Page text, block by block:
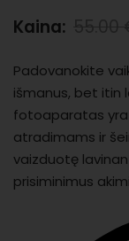
Kaina:
Padovanokite
išmanus, bet itin
fotoaparatas
atradimams ir
vaizduotę
prisiminimus